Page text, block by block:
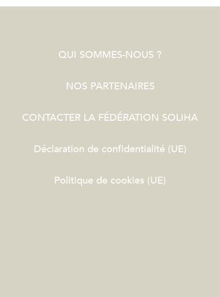
QUI SOMMES-NOUS ?
NOS PARTENAIRES
CONTACTER LA FÉDÉRATION SOLIHA
Déclaration de confidentialité (UE)
Politique de cookies (UE)